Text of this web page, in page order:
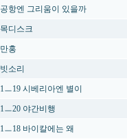
공항엔 그리움이 있을까
목디스크
만홍
빗소리
1ㅡ19 시베리아엔 별이
1ㅡ20 야간비행
1ㅡ18 바이칼에는 왜